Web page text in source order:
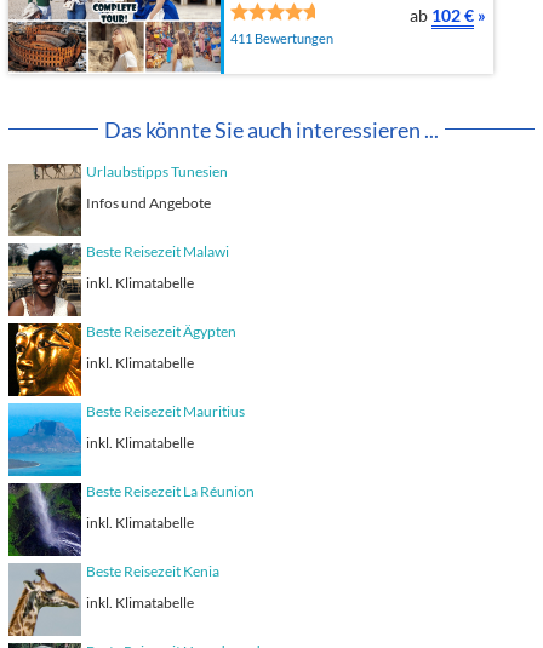
411 Bewertungen
ab 102 € »
Das könnte Sie auch interessieren ...
Urlaubstipps Tunesien
Infos und Angebote
Beste Reisezeit Malawi
inkl. Klimatabelle
Beste Reisezeit Ägypten
inkl. Klimatabelle
Beste Reisezeit Mauritius
inkl. Klimatabelle
Beste Reisezeit La Réunion
inkl. Klimatabelle
Beste Reisezeit Kenia
inkl. Klimatabelle